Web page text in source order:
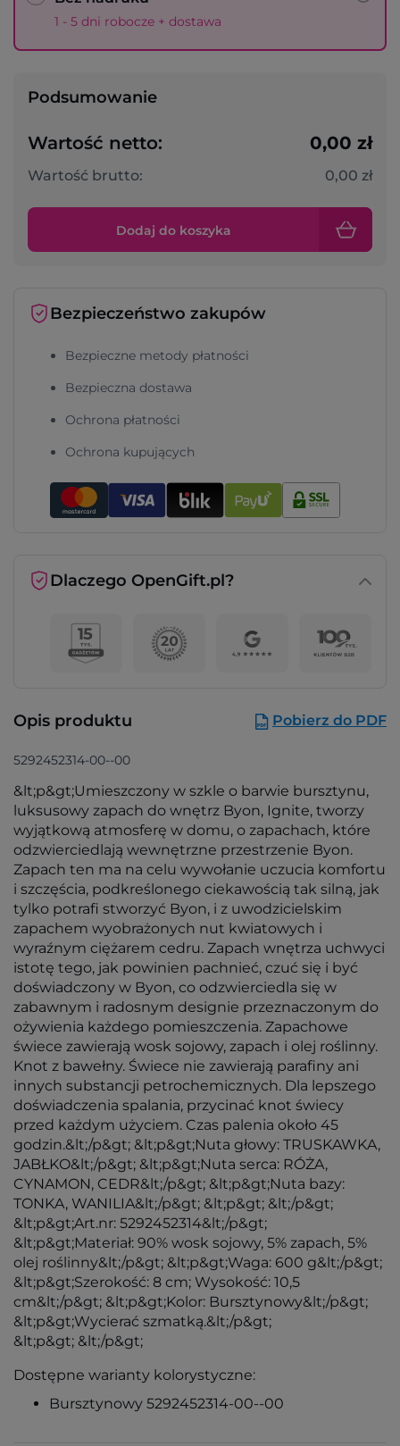
1 - 5 dni robocze + dostawa
Podsumowanie
Wartość netto: 0,00 zł
Wartość brutto: 0,00 zł
Dodaj do koszyka
Bezpieczeństwo zakupów
Bezpieczne metody płatności
Bezpieczna dostawa
Ochrona płatności
Ochrona kupujących
Dlaczego OpenGift.pl?
Opis produktu Pobierz do PDF
5292452314-00--00
&lt;p&gt;Umieszczony w szkle o barwie bursztynu,
luksusowy zapach do wnętrz Byon, Ignite, tworzy
wyjątkową atmosferę w domu, o zapachach, które
odzwierciedlają wewnętrzne przestrzenie Byon.
Zapach ten ma na celu wywołanie uczucia komfortu
i szczęścia, podkreślonego ciekawością tak silną, jak
tylko potrafi stworzyć Byon, i z uwodzicielskim
zapachem wyobrażonych nut kwiatowych i
wyraźnym ciężarem cedru. Zapach wnętrza uchwyci
istotę tego, jak powinien pachnieć, czuć się i być
doświadczony w Byon, co odzwierciedla się w
zabawnym i radosnym designie przeznaczonym do
ożywienia każdego pomieszczenia. Zapachowe
świece zawierają wosk sojowy, zapach i olej roślinny.
Knot z bawełny. Świece nie zawierają parafiny ani
innych substancji petrochemicznych. Dla lepszego
doświadczenia spalania, przycinać knot świecy
przed każdym użyciem. Czas palenia około 45
godzin.&lt;/p&gt; &lt;p&gt;Nuta głowy: TRUSKAWKA,
JABŁKO&lt;/p&gt; &lt;p&gt;Nuta serca: RÓŻA,
CYNAMON, CEDR&lt;/p&gt; &lt;p&gt;Nuta bazy:
TONKA, WANILIA&lt;/p&gt; &lt;p&gt; &lt;/p&gt;
&lt;p&gt;Art.nr: 5292452314&lt;/p&gt;
&lt;p&gt;Materiał: 90% wosk sojowy, 5% zapach, 5%
olej roślinny&lt;/p&gt; &lt;p&gt;Waga: 600 g&lt;/p&gt;
&lt;p&gt;Szerokość: 8 cm; Wysokość: 10,5
cm&lt;/p&gt; &lt;p&gt;Kolor: Bursztynowy&lt;/p&gt;
&lt;p&gt;Wycierać szmatką.&lt;/p&gt;
&lt;p&gt; &lt;/p&gt;
Dostępne warianty kolorystyczne:
Bursztynowy 5292452314-00--00